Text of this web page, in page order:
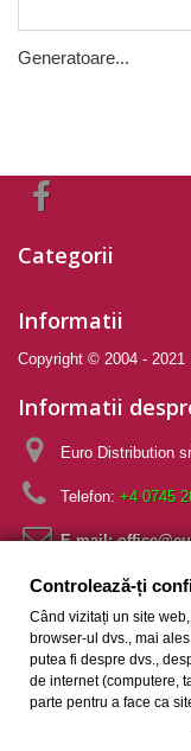
Generatoare...
Categorii
Informatii
Copyright © 2004 - 2021
Informatii
Euro Distribution
Telefon: +4 0745
E-mail:
Controlează-ți
Controlează-ți
Când vizitați un site
browser-ul dvs., mai
putea fi despre dvs.,
de internet (computere,
parte pentru a face ca